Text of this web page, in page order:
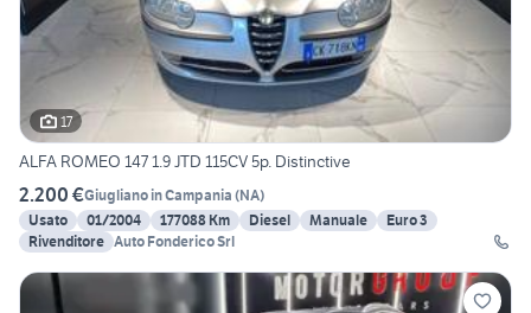
17
ALFA ROMEO 147 1.9 JTD 115CV 5p. Distinctive
2.200 €Giugliano in Campania (NA)
Usato
01/2004 177088 Km Diesel Manuale
Euro 3
Rivenditore Auto Fonderico Srl